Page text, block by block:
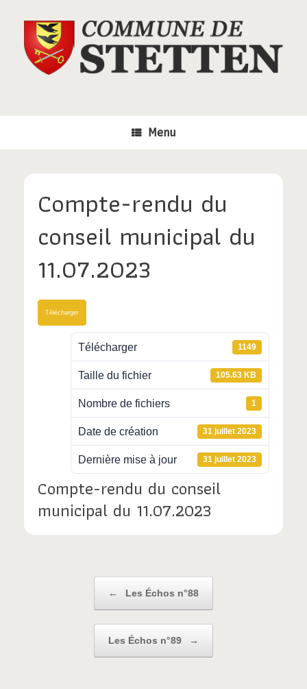
Menu
Compte-rendu du
conseil municipal du
11.07.2023
Télécharger
Télécharger 1149
Taille du fichier 105.63 KB
Nombre de fichiers 1
Date de création 31 juillet 2023
Dernière mise à jour 31 juillet 2023
Compte-rendu du conseil
municipal du 11.07.2023
← Les Échos n°88
Les Échos n°89 →